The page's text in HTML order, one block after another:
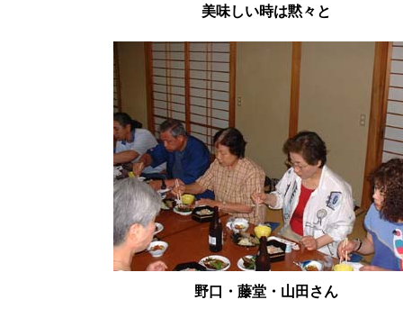
美味しい時は黙々と
野口・藤堂・山田さん